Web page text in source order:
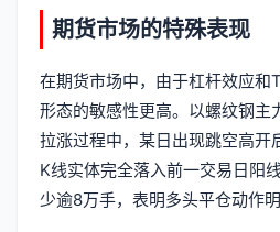
期货市场的特殊表现
在期货市场中，由于杠杆效应和
形态的敏感性更高。以螺纹钢主
拉涨过程中，某日出现跳空高开
K线实体完全落入前一交易日阳
少逾8万手，表明多头平仓动作明